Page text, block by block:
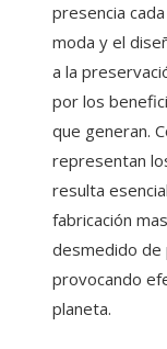
presencia
moda y el
a la
por los
que generan.
representan
resulta
fabricación
desmedido de
provocando
planeta.